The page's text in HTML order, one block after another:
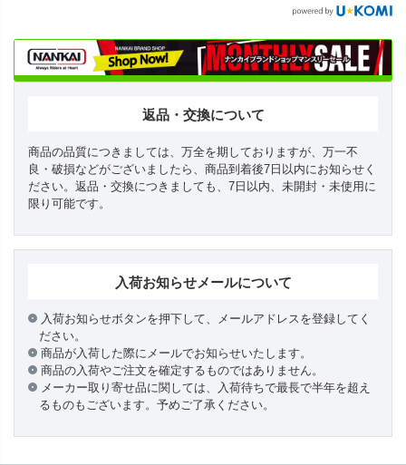
返品・交換について
商品の品質につきましては、万全を期しておりますが、万一不
良・破損などがございましたら、商品到着後7日以内にお知らせく
ださい。返品・交換につきましても、7日以内、未開封・未使用に
限り可能です。
入荷お知らせメールについて
入荷お知らせボタンを押下して、メールアドレスを登録してく
ださい。
商品が入荷した際にメールでお知らせいたします。
商品の入荷やご注文を確定するものではありません。
メーカー取り寄せ品に関しては、入荷待ちで最長で半年を超え
るものもございます。予めご了承ください。